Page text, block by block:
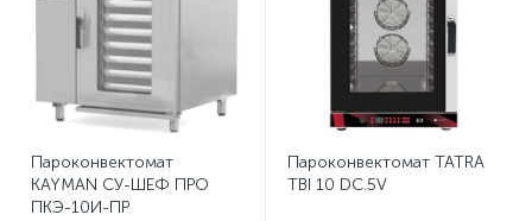
Пароконвектомат
KAYMAN СУ-ШЕФ ПРО
ПКЭ-10И-ПР
Пароконвектомат TATRA
TBI 10 DC.5V